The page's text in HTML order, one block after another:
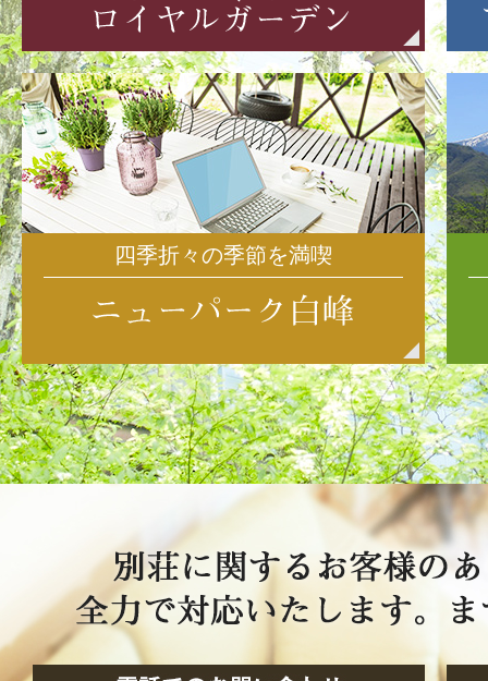
四季折々の季節を満喫